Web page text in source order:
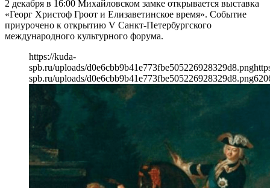
2 декабря в 16:00 Михайловском замке открывается выставка
«Георг Христоф Гроот и Елизаветинское время». Событие
приурочено к открытию V Санкт-Петербургского
международного культурного форума.
https://kuda-
spb.ru/uploads/d0e6cbb9b41e773fbe505226928329d8.png
spb.ru/uploads/d0e6cbb9b41e773fbe505226928329d8.png620